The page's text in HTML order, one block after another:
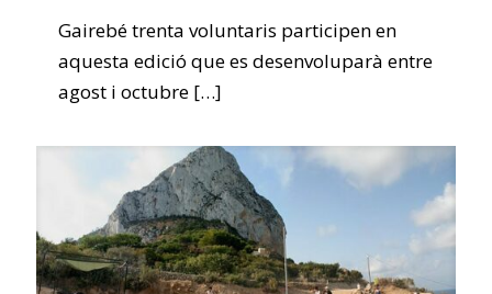
Gairebé trenta voluntaris participen en
aquesta edició que es desenvoluparà entre
agost i octubre […]